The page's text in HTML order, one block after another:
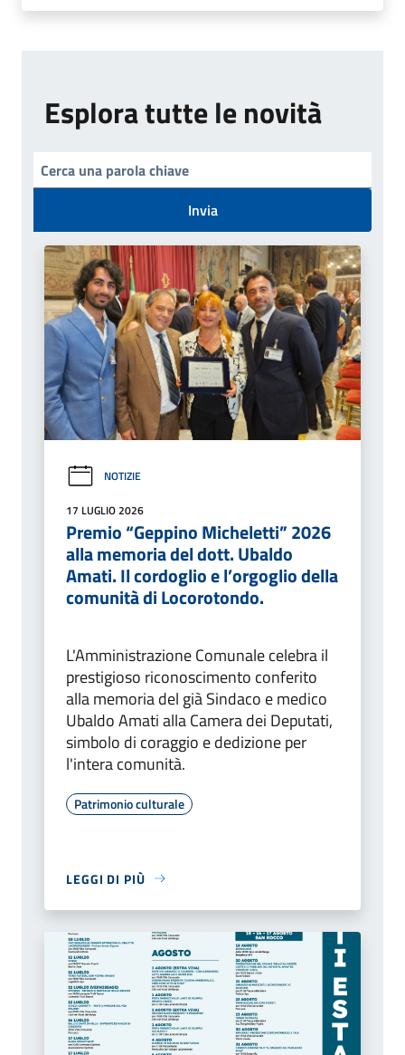
Esplora tutte le novità
Invia
NOTIZIE
17 LUGLIO 2026
Premio “Geppino Micheletti” 2026
alla memoria del dott. Ubaldo
Amati. Il cordoglio e l’orgoglio della
comunità di Locorotondo.
L'Amministrazione Comunale celebra il
prestigioso riconoscimento conferito
alla memoria del già Sindaco e medico
Ubaldo Amati alla Camera dei Deputati,
simbolo di coraggio e dedizione per
l'intera comunità.
Patrimonio culturale
LEGGI DI PIÙ